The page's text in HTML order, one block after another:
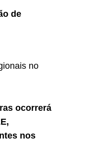
de
no
ocorrerá
nos